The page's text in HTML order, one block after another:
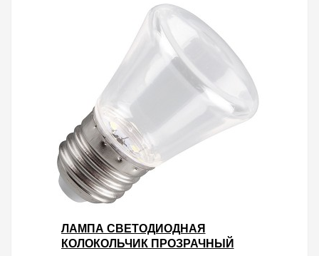
ЛАМПА СВЕТОДИОДНАЯ
КОЛОКОЛЬЧИК ПРОЗРАЧНЫЙ